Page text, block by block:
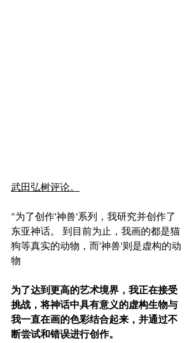
武田弘树评论。
"为了创作'神兽'系列，我研究并创作了
东亚神话。 到目前为止，我画的都是猫
狗等真实的动物，而'神兽'则是虚构的动
物
为了达到更高的艺术境界，我正在接受
挑战，将神话中具有意义的虚构生物与
我一直在画的色彩结合起来，并通过不
断尝试和错误进行创作。